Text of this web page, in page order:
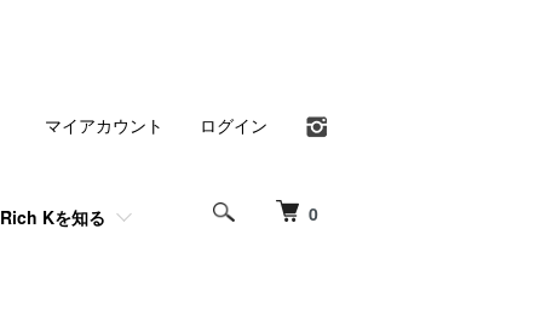
0
Rich Kを知る
マイアカウント ログイン